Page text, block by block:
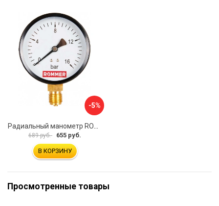
-5%
689 руб. 655 руб.
В КОРЗИНУ
Просмотренные товары